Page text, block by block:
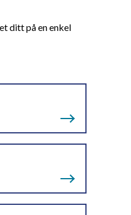
ditt på en enkel